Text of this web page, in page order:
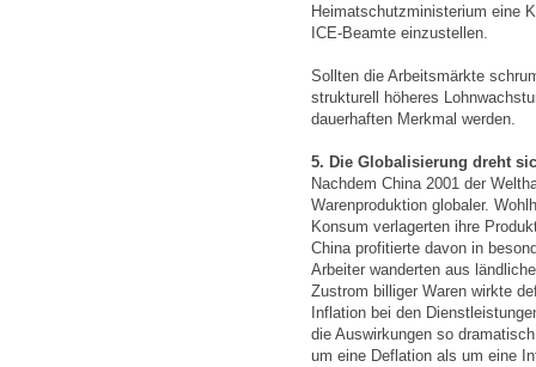
Heimatschutzministerium eine
ICE-Beamte einzustellen.
Sollten die Arbeitsmärkte
strukturell höheres
dauerhaften Merkmal werden.
5. Die Globalisierung dreht
Nachdem China 2001 der
Warenproduktion globaler.
Konsum verlagerten ihre
China profitierte davon in
Arbeiter wanderten aus
Zustrom billiger Waren wirkte
Inflation bei den
die Auswirkungen so
um eine Deflation als um eine